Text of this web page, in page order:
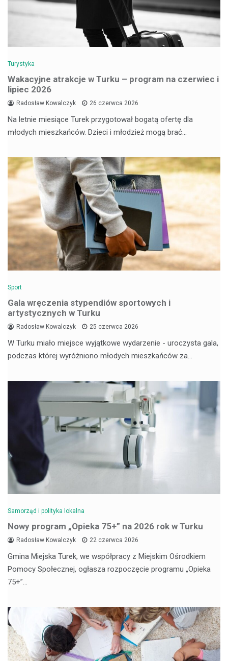
Turystyka
Wakacyjne atrakcje w Turku – program na czerwiec i
lipiec 2026
Radosław Kowalczyk 26 czerwca 2026
Na letnie miesiące Turek przygotował bogatą ofertę dla
młodych mieszkańców. Dzieci i młodzież mogą brać…
Sport
Gala wręczenia stypendiów sportowych i
artystycznych w Turku
Radosław Kowalczyk 25 czerwca 2026
W Turku miało miejsce wyjątkowe wydarzenie - uroczysta gala,
podczas której wyróżniono młodych mieszkańców za…
Samorząd i polityka lokalna
Nowy program „Opieka 75+” na 2026 rok w Turku
Radosław Kowalczyk 22 czerwca 2026
Gmina Miejska Turek, we współpracy z Miejskim Ośrodkiem
Pomocy Społecznej, ogłasza rozpoczęcie programu „Opieka
75+”…